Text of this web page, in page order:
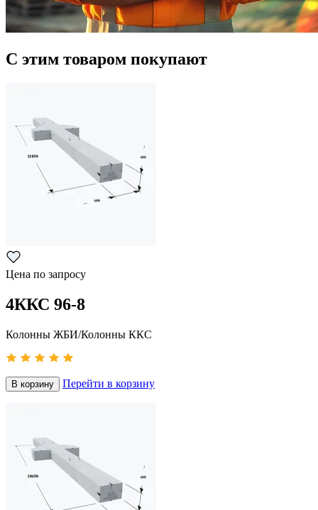
С этим товаром покупают
Цена по запросу
4ККС 96-8
Колонны ЖБИ/Колонны ККС
В корзину Перейти в корзину